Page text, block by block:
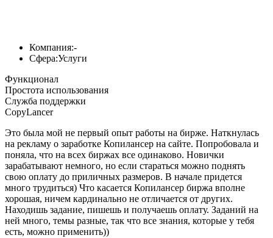
Компания:-
Сфера:Услуги
Функционал
Простота использования
Служба поддержки
CopyLancer
Это была мой не первый опыт работы на бирже. Наткнулась
на рекламу о заработке Копилансер на сайте. Попробовала и
поняла, что на всех биржах все одинаково. Новички
зарабатывают немного, но если стараться можно поднять
свою оплату до приличных размеров. В начале придется
много трудиться) Что касается Копилансер биржа вполне
хорошая, ничем кардинально не отличается от других.
Находишь задание, пишешь и получаешь оплату. Заданий на
ней много, темы разные, так что все знания, которые у тебя
есть, можно применить))